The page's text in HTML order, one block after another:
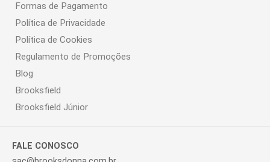
Formas de Pagamento
Política de Privacidade
Política de Cookies
Regulamento de Promoções
Blog
Brooksfield
Brooksfield Júnior
FALE CONOSCO